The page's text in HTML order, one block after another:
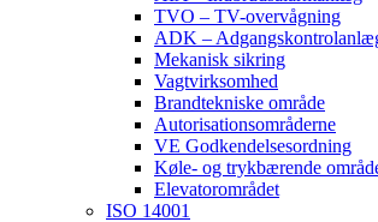
TVO – TV-overvågning
ADK –
Mekanisk sikring
Vagtvirksomhed
Brandtekniske område
Autorisationsområderne
VE Godkendelsesordning
Køle- og trykbærende
Elevatorområdet
ISO 14001